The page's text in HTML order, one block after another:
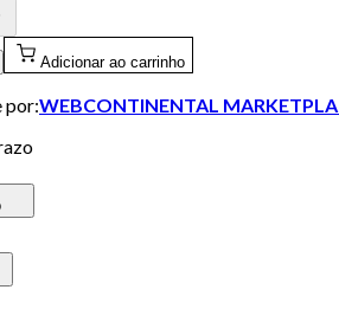
Adicionar ao carrinho
por:WEBCONTINENTAL